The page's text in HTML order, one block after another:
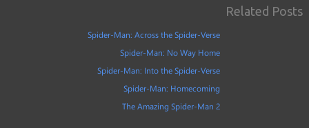
Related Posts
Spider-Man: Across the Spider-Verse
Spider-Man: No Way Home
Spider-Man: Into the Spider-Verse
Spider-Man: Homecoming
The Amazing Spider-Man 2